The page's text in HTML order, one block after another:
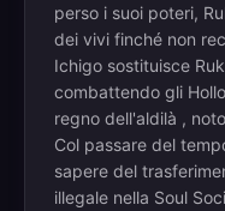
perso i suoi poteri,
dei vivi finché non
Ichigo sostituisce
combattendo gli
regno dell'aldilà ,
Col passare del
sapere del
illegale nella Soul